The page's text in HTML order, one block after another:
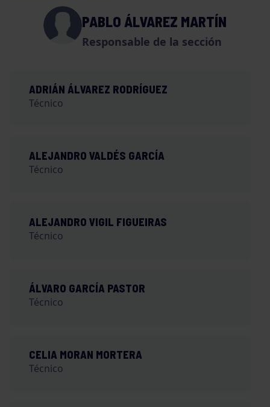
PABLO ÁLVAREZ MARTÍN
Responsable de la sección
ADRIÁN ÁLVAREZ RODRÍGUEZ
Técnico
ALEJANDRO VALDÉS GARCÍA
Técnico
ALEJANDRO VIGIL FIGUEIRAS
Técnico
ÁLVARO GARCÍA PASTOR
Técnico
CELIA MORAN MORTERA
Técnico